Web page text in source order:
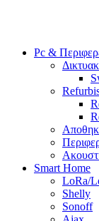
Pc &
Smart Home
LoRa/
Shelly
Sonoff